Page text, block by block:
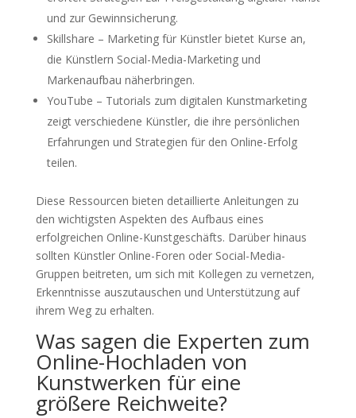
und zur Gewinnsicherung.
Skillshare – Marketing für Künstler bietet Kurse an,
die Künstlern Social-Media-Marketing und
Markenaufbau näherbringen.
YouTube – Tutorials zum digitalen Kunstmarketing
zeigt verschiedene Künstler, die ihre persönlichen
Erfahrungen und Strategien für den Online-Erfolg
teilen.
Diese Ressourcen bieten detaillierte Anleitungen zu
den wichtigsten Aspekten des Aufbaus eines
erfolgreichen Online-Kunstgeschäfts. Darüber hinaus
sollten Künstler Online-Foren oder Social-Media-
Gruppen beitreten, um sich mit Kollegen zu vernetzen,
Erkenntnisse auszutauschen und Unterstützung auf
ihrem Weg zu erhalten.
Was sagen die Experten zum
Online-Hochladen von
Kunstwerken für eine
größere Reichweite?